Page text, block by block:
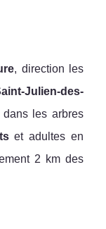
, direction les
Julien-des-
les arbres
et adultes en
2 km des